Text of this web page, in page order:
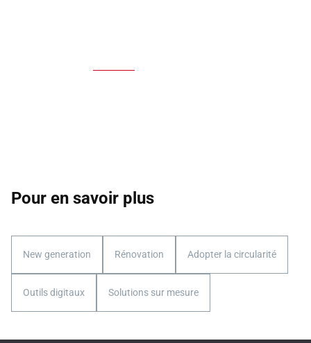
Pour en savoir plus
New generation Rénovation Adopter la circularité
Outils digitaux Solutions sur mesure